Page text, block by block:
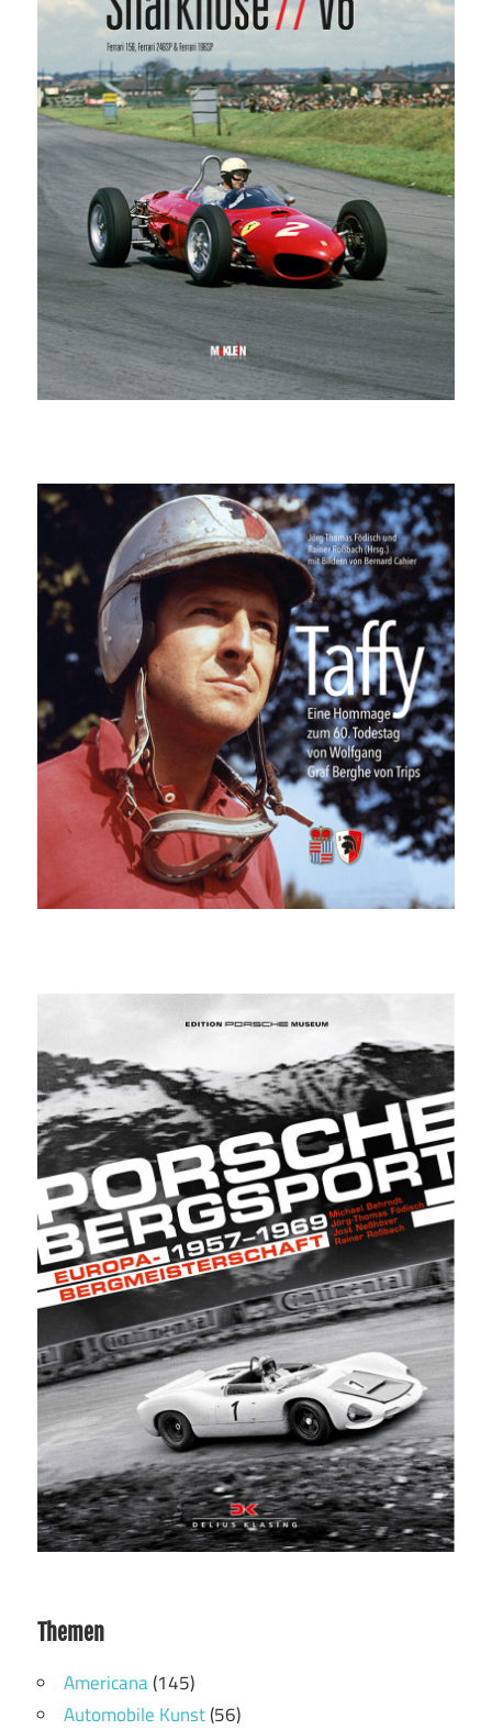
Themen
Americana(145)
Automobile Kunst(56)